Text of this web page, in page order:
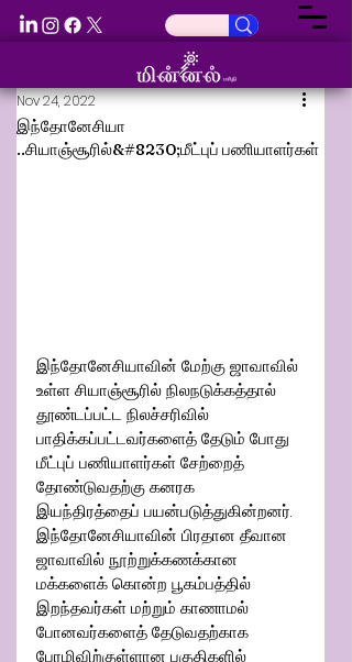
இந்தோனேசியா
..சியாஞ்சூரில்&#8230;மீட்புப் பணியாளர்கள்
Nov 24, 2022
இந்தோனேசியாவின் மேற்கு ஜாவாவில்
உள்ள சியாஞ்சூரில் நிலநடுக்கத்தால்
தூண்டப்பட்ட நிலச்சரிவில்
பாதிக்கப்பட்டவர்களைத் தேடும் போது
மீட்புப் பணியாளர்கள் சேற்றைத்
தோண்டுவதற்கு கனரக
இயந்திரத்தைப் பயன்படுத்துகின்றனர்.
இந்தோனேசியாவின் பிரதான தீவான
ஜாவாவில் நூற்றுக்கணக்கான
மக்களைக் கொன்ற பூகம்பத்தில்
இறந்தவர்கள் மற்றும் காணாமல்
போனவர்களைத் தேடுவதற்காக
பேரழிவிற்குள்ளான பகுதிகளில்